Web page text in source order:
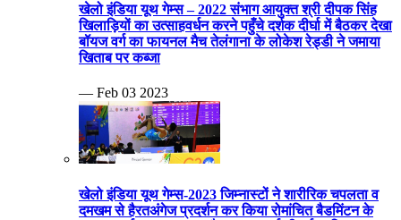
खेलो इंडिया यूथ गेम्स – 2022 संभाग आयुक्त श्री दीपक सिंह
खिलाड़ियों का उत्साहवर्धन करने पहुँचे दर्शक दीर्घा में बैठकर देखा
बॉयज वर्ग का फायनल मैच तेलंगाना के लोकेश रेड्डी ने जमाया
खिताब पर कब्जा
— Feb 03 2023
खेलो इंडिया यूथ गेम्स-2023 जिम्नास्टों ने शारीरिक चपलता व
दमखम से हैरतअंगेज प्रदर्शन कर किया रोमांचित बैडमिंटन के